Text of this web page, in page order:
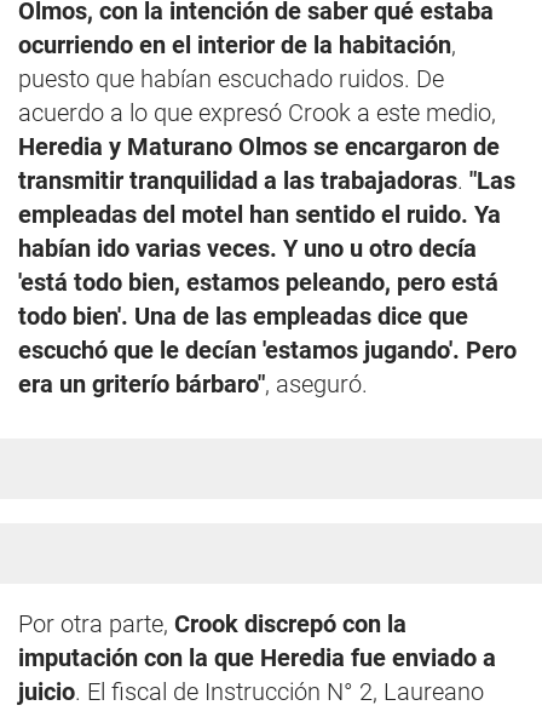
Olmos, con la intención de saber qué estaba
ocurriendo en el interior de la habitación,
puesto que habían escuchado ruidos. De
acuerdo a lo que expresó Crook a este medio,
Heredia y Maturano Olmos se encargaron de
transmitir tranquilidad a las trabajadoras. "Las
empleadas del motel han sentido el ruido. Ya
habían ido varias veces. Y uno u otro decía
'está todo bien, estamos peleando, pero está
todo bien'. Una de las empleadas dice que
escuchó que le decían 'estamos jugando'. Pero
era un griterío bárbaro", aseguró.
Por otra parte, Crook discrepó con la
imputación con la que Heredia fue enviado a
juicio. El fiscal de Instrucción N° 2, Laureano